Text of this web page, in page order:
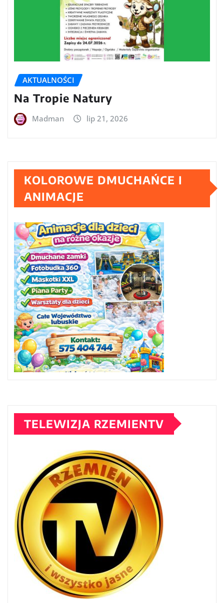
AKTUALNOŚCI
Na Tropie Natury
Madman lip 21, 2026
KOLOROWE DMUCHAŃCE I
ANIMACJE
TELEWIZJA RZEMIENTV